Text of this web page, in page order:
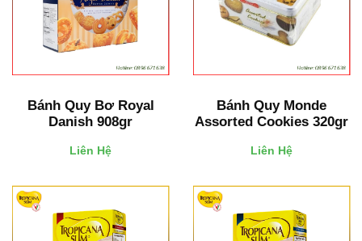
Bánh Quy Bơ Royal
Danish 908gr
Liên Hệ
Bánh Quy Monde
Assorted Cookies 320gr
Liên Hệ